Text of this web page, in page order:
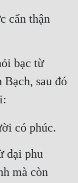
cẩn thận
bạc từ
sau đó
có phúc.
đại phu
mà còn